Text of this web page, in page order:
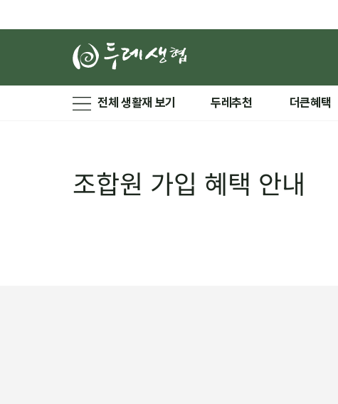
전체 생활재 보기 두레추천 더큰혜택
조합원 가입 혜택 안내